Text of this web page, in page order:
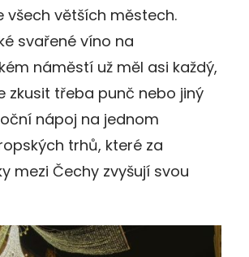
všech větších městech.
svařené víno na
náměstí už měl asi každý,
zkusit třeba punč nebo jiný
nápoj na jednom
trhů, které za
mezi Čechy zvyšují svou